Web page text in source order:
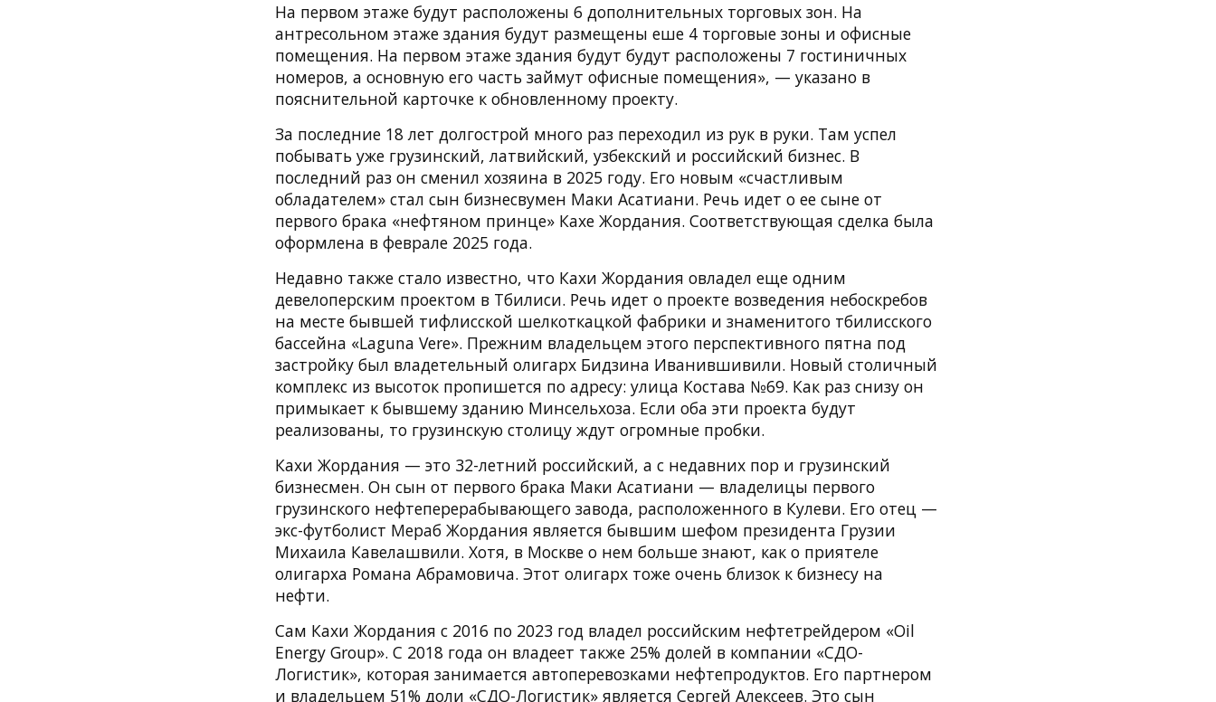
На первом этаже будут расположены 6 дополнительных торговых зон. На
антресольном этаже здания будут размещены еше 4 торговые зоны и офисные
помещения. На первом этаже здания будут будут расположены 7 гостиничных
номеров, а основную его часть займут офисные помещения», — указано в
пояснительной карточке к обновленному проекту.
За последние 18 лет долгострой много раз переходил из рук в руки. Там успел
побывать уже грузинский, латвийский, узбекский и российский бизнес. В
последний раз он сменил хозяина в 2025 году. Его новым «счастливым
обладателем» стал сын бизнесвумен Маки Асатиани. Речь идет о ее сыне от
первого брака «нефтяном принце» Кахе Жордания. Соответствующая сделка была
оформлена в феврале 2025 года.
Недавно также стало известно, что Кахи Жордания овладел еще одним
девелоперским проектом в Тбилиси. Речь идет о проекте возведения небоскребов
на месте бывшей тифлисской шелкоткацкой фабрики и знаменитого тбилисского
бассейна «Laguna Vere». Прежним владельцем этого перспективного пятна под
застройку был владетельный олигарх Бидзина Иванившивили. Новый столичный
комплекс из высоток пропишется по адресу: улица Костава №69. Как раз снизу он
примыкает к бывшему зданию Минсельхоза. Если оба эти проекта будут
реализованы, то грузинскую столицу ждут огромные пробки.
Кахи Жордания — это 32-летний российский, а с недавних пор и грузинский
бизнесмен. Он сын от первого брака Маки Асатиани — владелицы первого
грузинского нефтеперерабывающего завода, расположенного в Кулеви. Его отец —
экс-футболист Мераб Жордания является бывшим шефом президента Грузии
Михаила Кавелашвили. Хотя, в Москве о нем больше знают, как о приятеле
олигарха Романа Абрамовича. Этот олигарх тоже очень близок к бизнесу на
нефти.
Сам Кахи Жордания с 2016 по 2023 год владел российским нефтетрейдером «Oil
Energy Group». С 2018 года он владеет также 25% долей в компании «СДО-
Логистик», которая занимается автоперевозками нефтепродуктов. Его партнером
и владельцем 51% доли «СДО-Логистик» является Сергей Алексеев. Это сын